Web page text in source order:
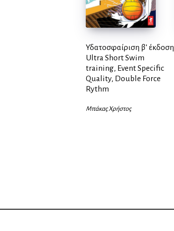
Υδατοσφαίριση β’ έκδοση
Ultra Short Swim
training, Event Specific
Quality, Double Force
Rythm
Μπάκας Χρήστος